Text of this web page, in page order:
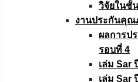
วิจัยในชั้
งานประกันคุ
ผลการป
รอบที่ 4
เล่ม Sar
เล่ม Sar